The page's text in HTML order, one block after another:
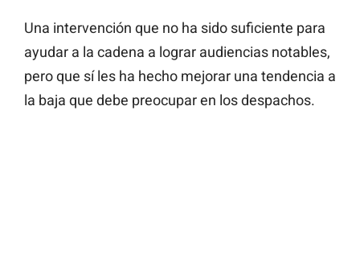
Una intervención que no ha sido suficiente para
ayudar a la cadena a lograr audiencias notables,
pero que sí les ha hecho mejorar una tendencia a
la baja que debe preocupar en los despachos.